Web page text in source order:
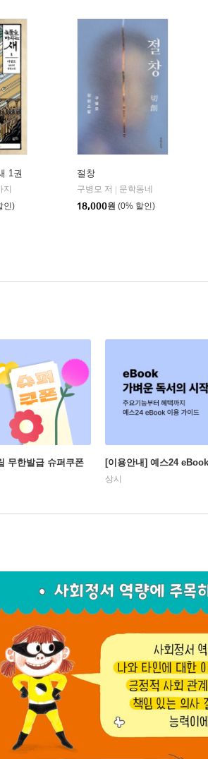
1권
지
인)
절창
구병모 저
문학동네
18,000원 (0% 할인)
무한발급 슈퍼쿠폰 [이용안내] 예스24
상시